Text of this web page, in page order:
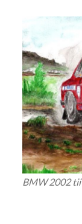
BMW 2002 tii